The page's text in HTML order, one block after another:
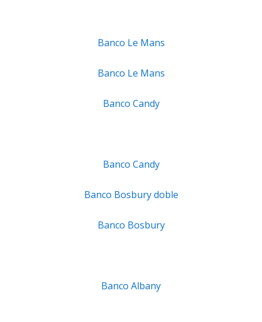
Banco Le Mans
Banco Le Mans
Banco Candy
Banco Candy
Banco Bosbury doble
Banco Bosbury
Banco Albany